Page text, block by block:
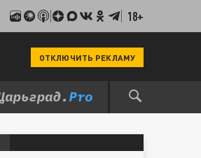
18+
ОТКЛЮЧИТЬ РЕКЛАМУ